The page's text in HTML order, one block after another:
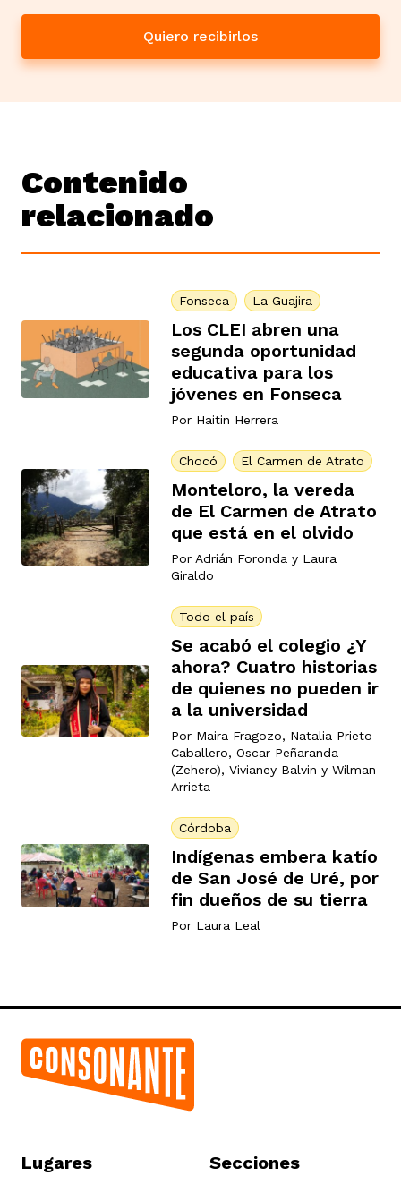
Quiero recibirlos
Contenido
relacionado
Fonseca La Guajira
Los CLEI abren una
segunda oportunidad
educativa para los
jóvenes en Fonseca
Por Haitin Herrera
Chocó El Carmen de Atrato
Monteloro, la vereda
de El Carmen de Atrato
que está en el olvido
Por Adrián Foronda y Laura
Giraldo
Todo el país
Se acabó el colegio ¿Y
ahora? Cuatro historias
de quienes no pueden ir
a la universidad
Por Maira Fragozo, Natalia Prieto
Caballero, Oscar Peñaranda
(Zehero), Vivianey Balvin y Wilman
Arrieta
Córdoba
Indígenas embera katío
de San José de Uré, por
fin dueños de su tierra
Por Laura Leal
Lugares Secciones